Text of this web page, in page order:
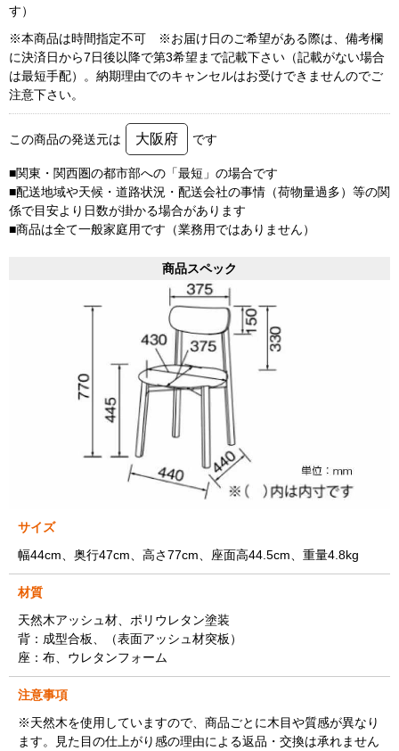
す）
※本商品は時間指定不可 ※お届け日のご希望がある際は、備考欄
に決済日から7日後以降で第3希望まで記載下さい（記載がない場合
は最短手配）。納期理由でのキャンセルはお受けできませんのでご
注意下さい。
この商品の発送元は 大阪府 です
■関東・関西圏の都市部への「最短」の場合です
■配送地域や天候・道路状況・配送会社の事情（荷物量過多）等の関
係で目安より日数が掛かる場合があります
■商品は全て一般家庭用です（業務用ではありません）
商品スペック
サイズ
幅44cm、奥行47cm、高さ77cm、座面高44.5cm、重量4.8kg
材質
天然木アッシュ材、ポリウレタン塗装
背：成型合板、（表面アッシュ材突板）
座：布、ウレタンフォーム
注意事項
※天然木を使用していますので、商品ごとに木目や質感が異なり
ます。見た目の仕上がり感の理由による返品・交換は承れません